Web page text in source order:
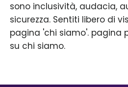
sono inclusività, audacia,
sicurezza. Sentiti libero di
pagina 'chi siamo'. pagina
su chi siamo.